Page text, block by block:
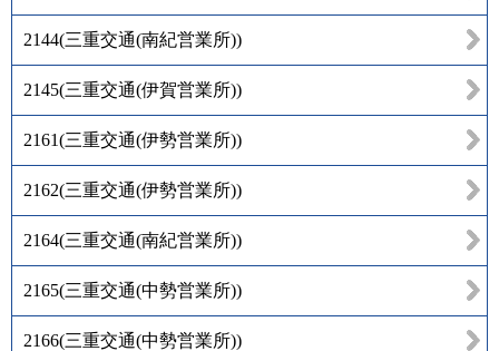
2144(三重交通(南紀営業所))
2145(三重交通(伊賀営業所))
2161(三重交通(伊勢営業所))
2162(三重交通(伊勢営業所))
2164(三重交通(南紀営業所))
2165(三重交通(中勢営業所))
2166(三重交通(中勢営業所))